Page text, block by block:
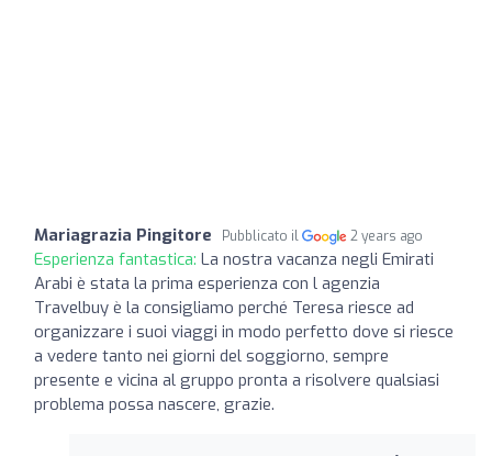
Mariagrazia Pingitore Pubblicato il 2 years ago
Esperienza fantastica: La nostra vacanza negli Emirati
Arabi è stata la prima esperienza con l agenzia
Travelbuy è la consigliamo perché Teresa riesce ad
organizzare i suoi viaggi in modo perfetto dove si riesce
a vedere tanto nei giorni del soggiorno, sempre
presente e vicina al gruppo pronta a risolvere qualsiasi
problema possa nascere, grazie.